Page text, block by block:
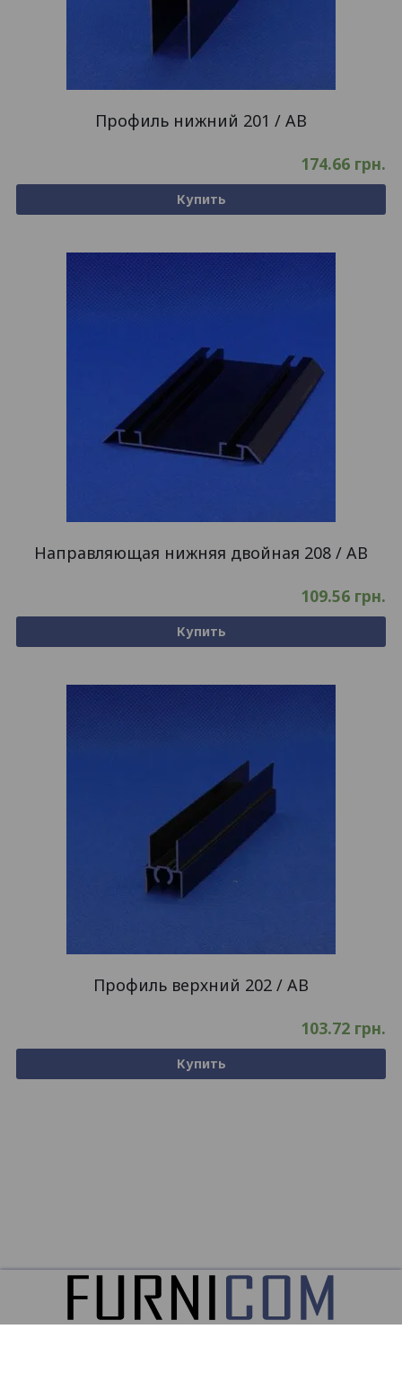
Профиль нижний 201 / AB
174.66 грн.
Купить
Направляющая нижняя двойная 208 / AB
109.56 грн.
Купить
Профиль верхний 202 / AB
103.72 грн.
Купить